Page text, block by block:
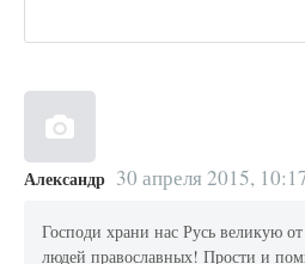
Александр 30 апреля 2015,
Господи храни нас Русь великую
людей православных! Прости и